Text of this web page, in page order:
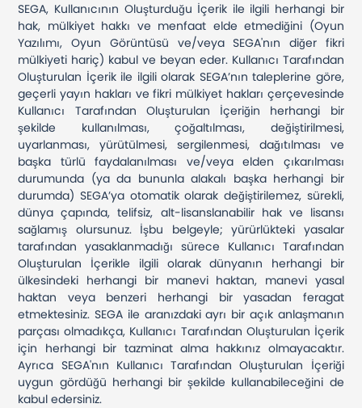
SEGA, Kullanıcının Oluşturduğu İçerik ile ilgili herhangi bir
hak, mülkiyet hakkı ve menfaat elde etmediğini (Oyun
Yazılımı, Oyun Görüntüsü ve/veya SEGA'nın diğer fikri
mülkiyeti hariç) kabul ve beyan eder. Kullanıcı Tarafından
Oluşturulan İçerik ile ilgili olarak SEGA’nın taleplerine göre,
geçerli yayın hakları ve fikri mülkiyet hakları çerçevesinde
Kullanıcı Tarafından Oluşturulan İçeriğin herhangi bir
şekilde kullanılması, çoğaltılması, değiştirilmesi,
uyarlanması, yürütülmesi, sergilenmesi, dağıtılması ve
başka türlü faydalanılması ve/veya elden çıkarılması
durumunda (ya da bununla alakalı başka herhangi bir
durumda) SEGA’ya otomatik olarak değiştirilemez, sürekli,
dünya çapında, telifsiz, alt-lisanslanabilir hak ve lisansı
sağlamış olursunuz. İşbu belgeyle; yürürlükteki yasalar
tarafından yasaklanmadığı sürece Kullanıcı Tarafından
Oluşturulan İçerikle ilgili olarak dünyanın herhangi bir
ülkesindeki herhangi bir manevi haktan, manevi yasal
haktan veya benzeri herhangi bir yasadan feragat
etmektesiniz. SEGA ile aranızdaki ayrı bir açık anlaşmanın
parçası olmadıkça, Kullanıcı Tarafından Oluşturulan İçerik
için herhangi bir tazminat alma hakkınız olmayacaktır.
Ayrıca SEGA'nın Kullanıcı Tarafından Oluşturulan İçeriği
uygun gördüğü herhangi bir şekilde kullanabileceğini de
kabul edersiniz.